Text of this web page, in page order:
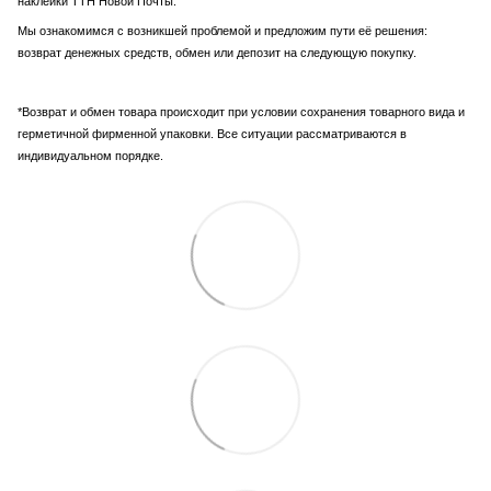
Мы ознакомимся с возникшей проблемой и предложим пути её решения:
возврат денежных средств, обмен или депозит на следующую покупку.
*Возврат и обмен товара происходит при условии сохранения товарного вида и
герметичной фирменной упаковки. Все ситуации рассматриваются в
индивидуальном порядке.